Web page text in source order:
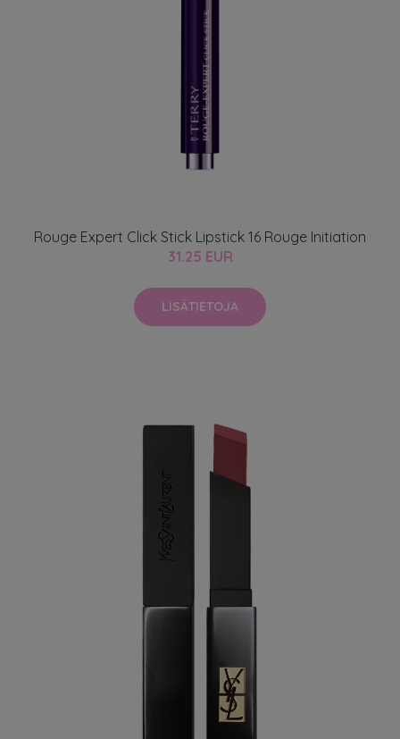
Rouge Expert Click Stick Lipstick 16 Rouge Initiation
31.25 EUR
LISÄTIETOJA